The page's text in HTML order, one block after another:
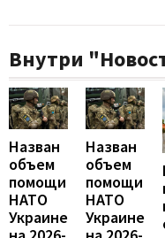
Внутри
Назван
объем
помощи
НАТО
Украине
Назван
объем
помощи
НАТО
Украине